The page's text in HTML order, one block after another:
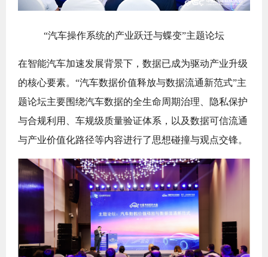
“汽车操作系统的产业跃迁与蝶变”主题论坛
在智能汽车加速发展背景下，数据已成为驱动产业升级
的核心要素。“汽车数据价值释放与数据流通新范式”主
题论坛主要围绕汽车数据的全生命周期治理、隐私保护
与合规利用、车规级质量验证体系，以及数据可信流通
与产业价值化路径等内容进行了思想碰撞与观点交锋。